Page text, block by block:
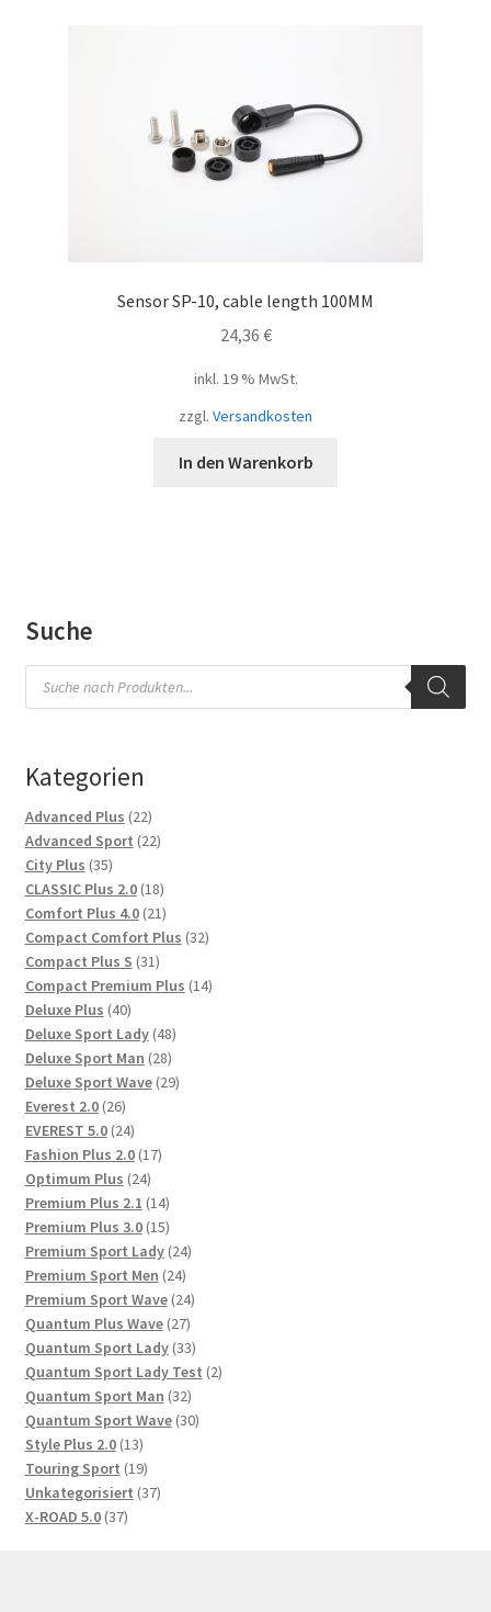
Sensor SP-10, cable length 100MM
24,36 €
inkl. 19 % MwSt.
zzgl. Versandkosten
In den Warenkorb
Suche
Products
search
Kategorien
Advanced Plus 2222
Produkte
Advanced Sport 2222
City Plus 3535
Produkte
CLASSIC Plus 2.0 1818
Produkte
Comfort Plus 4.0 2121
Produkte
Compact Comfort Plus 3232
Compact Plus S 3131
Produkte
Compact Premium Plus 1414
Deluxe Plus 4040
Produkte
Deluxe Sport Lady 4848
Produkte
Deluxe Sport Man 2828
Produkte
Deluxe Sport Wave 2929
Everest 2.0 2626
Produkte
EVEREST 5.0 2424
Produkte
Fashion Plus 2.0 1717
Optimum Plus 2424
Produkte
Premium Plus 2.1 1414
Produkte
Premium Plus 3.0 1515
Produkte
Premium Sport Lady 2424
Premium Sport Men 2424
Produkte
Premium Sport Wave 2424
Produkte
Quantum Plus Wave 2727
Produkte
Quantum Sport Lady 3333
Produkte
Quantum Sport Lady Test 22
Quantum Sport Man 3232
Produkte
Quantum Sport Wave 3030
Style Plus 2.0 1313
Produkte
Touring Sport 1919
Produkte
Unkategorisiert 3737
X-ROAD 5.0 3737